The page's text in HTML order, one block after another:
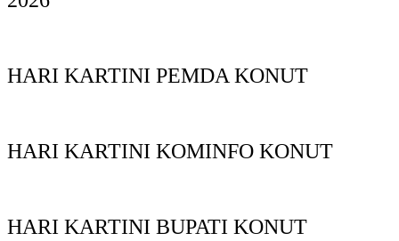
HARI KARTINI PEMDA KONUT
HARI KARTINI KOMINFO KONUT
HARI KARTINI BUPATI KONUT